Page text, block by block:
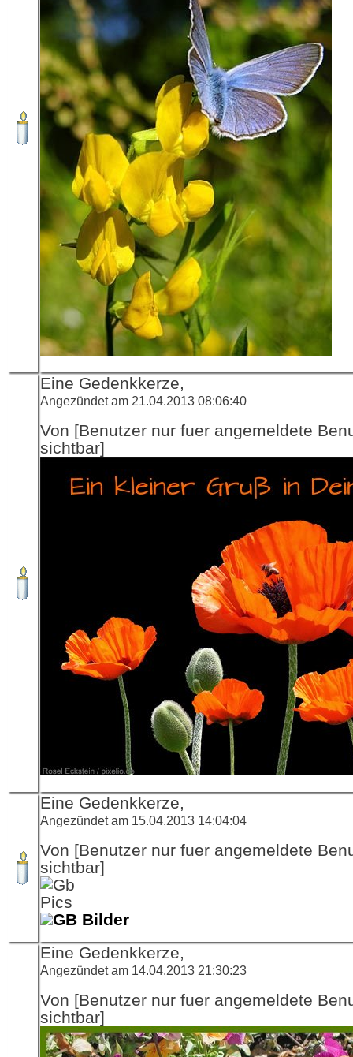
Eine Gedenkkerze,
Angezündet am 21.04.2013 08:06:40
Von [Benutzer nur fuer angemeldete
sichtbar]
Eine Gedenkkerze,
Angezündet am 15.04.2013 14:04:04
Von [Benutzer nur fuer angemeldete
sichtbar]
GB Bilder
Eine Gedenkkerze,
Angezündet am 14.04.2013 21:30:23
Von [Benutzer nur fuer angemeldete
sichtbar]